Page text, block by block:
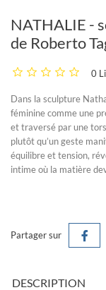
NATHALIE -
de Roberto
0
Dans la sculpture
féminine comme une
et traversé par une
plutôt qu’un geste
équilibre et tension,
intime où la matière
Partager sur
DESCRIPTION